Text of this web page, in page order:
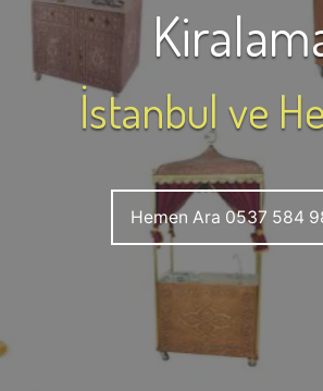
İstanbul ve
Hemen Ara 0537 584